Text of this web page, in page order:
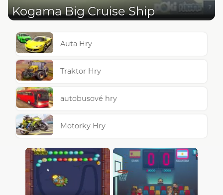
Kogama Big Cruise Ship
Auta Hry
Traktor Hry
autobusové hry
Motorky Hry